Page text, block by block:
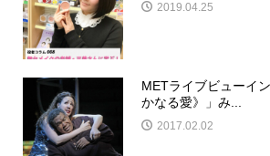
2019.04.25
METライブビューイ
かなる愛》」み...
2017.02.02